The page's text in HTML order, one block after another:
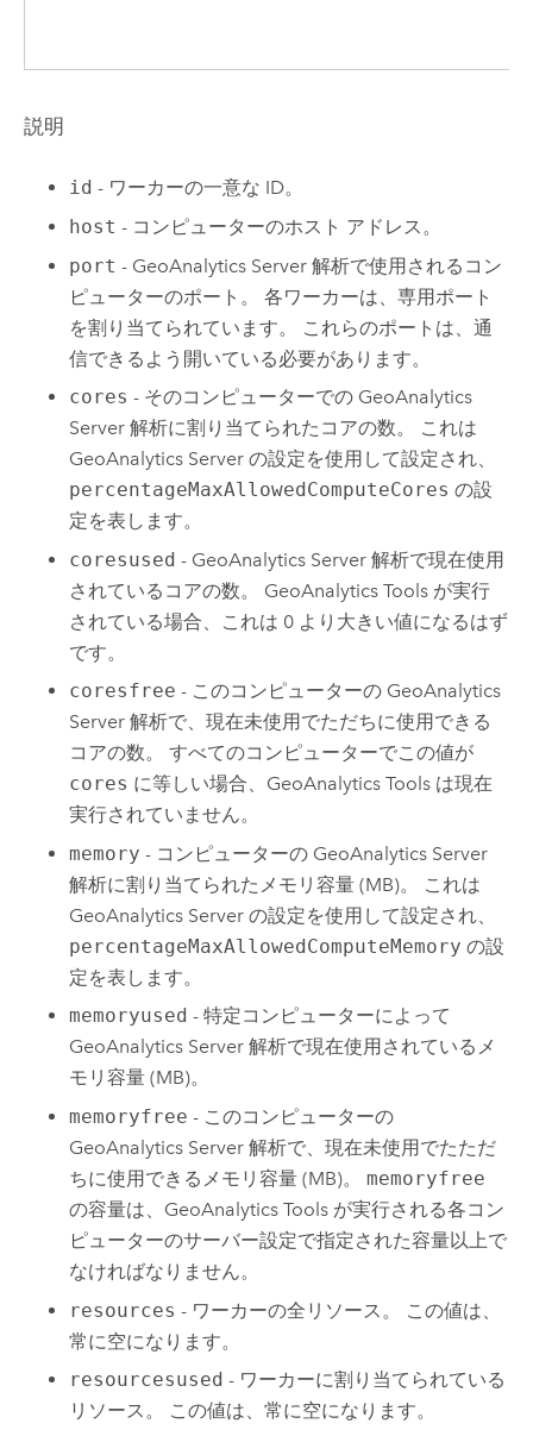
説明
id - ワーカーの一意な ID。
host - コンピューターのホスト アドレス。
port - GeoAnalytics Server 解析で使用されるコン
ピューターのポート。 各ワーカーは、専用ポート
を割り当てられています。 これらのポートは、通
信できるよう開いている必要があります。
cores - そのコンピューターでの GeoAnalytics
Server 解析に割り当てられたコアの数。 これは
GeoAnalytics Server の設定を使用して設定され、
percentageMaxAllowedComputeCores の設
定を表します。
coresused - GeoAnalytics Server 解析で現在使用
されているコアの数。 GeoAnalytics Tools が実行
されている場合、これは 0 より大きい値になるはず
です。
coresfree - このコンピューターの GeoAnalytics
Server 解析で、現在未使用でただちに使用できる
コアの数。 すべてのコンピューターでこの値が
cores に等しい場合、 GeoAnalytics Tools は現在
実行されていません。
memory - コンピューターの GeoAnalytics Server
解析に割り当てられたメモリ容量 (MB)。 これは
GeoAnalytics Server の設定を使用して設定され、
percentageMaxAllowedComputeMemory の設
定を表します。
memoryused - 特定コンピューターによって
GeoAnalytics Server 解析で現在使用されているメ
モリ容量 (MB)。
memoryfree - このコンピューターの
GeoAnalytics Server 解析で、現在未使用でたただ
ちに使用できるメモリ容量 (MB)。memoryfree
の容量は、 GeoAnalytics Tools が実行される各コン
ピューターのサーバー設定で指定された容量以上で
なければなりません。
resources - ワーカーの全リソース。 この値は、
常に空になります。
resourcesused - ワーカーに割り当てられている
リソース。 この値は、常に空になります。